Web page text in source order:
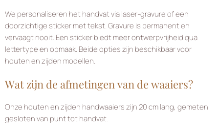
We personaliseren het handvat via laser-gravure of een
doorzichtige sticker met tekst. Gravure is permanent en
vervaagt nooit. Een sticker biedt meer ontwerpvrijheid qua
lettertype en opmaak. Beide opties zijn beschikbaar voor
houten en zijden modellen.
Wat zijn de afmetingen van de waaiers?
Onze houten en zijden handwaaiers zijn 20 cm lang, gemeten
gesloten van punt tot handvat.